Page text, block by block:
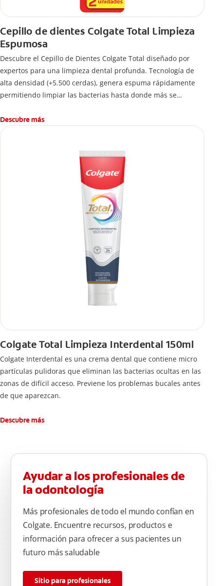
Cepillo de dientes Colgate Total Limpieza
Espumosa
Descubre el Cepillo de Dientes Colgate Total diseñado por
expertos para una limpieza dental profunda. Tecnología de
alta densidad (+5.500 cerdas), genera espuma rápidamente
permitiendo limpiar las bacterias hasta donde más se
Descubre más
Colgate Total Limpieza Interdental 150ml
Colgate Interdental es una crema dental que contiene micro
partículas pulidoras que eliminan las bacterias ocultas en las
zonas de difícil acceso. Previene los problemas bucales antes
de que aparezcan.
Descubre más
Ayudar a los profesionales de
la odontología
Más profesionales de todo el mundo confían en
Colgate. Encuentre recursos, productos e
información para ofrecer a sus pacientes un
futuro más saludable
Sitio para profesionales